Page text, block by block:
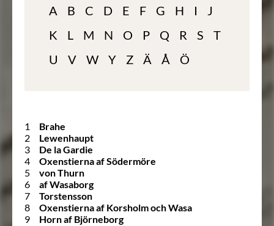
A B C D E F G H I
J
K
L M N O P Q R S
T
U
V W Y Z Ä Å Ö
1
Brahe
2
Lewenhaupt
3
De la Gardie
4
Oxenstierna af Södermöre
5
von Thurn
6
af Wasaborg
7
Torstensson
8
Oxenstierna af Korsholm och Wasa
9
Horn af Björneborg